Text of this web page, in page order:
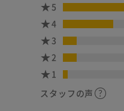
5
4
3
2
1
スタッフの声